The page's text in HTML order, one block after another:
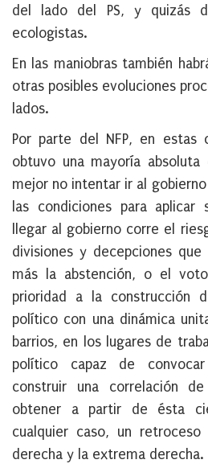
del lado del PS, y quizás
ecologistas.
En las maniobras también
otras posibles evoluciones
lados.
Por parte del NFP, en estas
obtuvo una mayoría
mejor no intentar ir al
las condiciones para aplicar
llegar al gobierno corre el
divisiones y decepciones
más la abstención, o el
prioridad a la construcción
político con una dinámica
barrios, en los lugares de
político capaz de
construir una correlación
obtener a partir de ésta
cualquier caso, un
derecha y la extrema derecha.